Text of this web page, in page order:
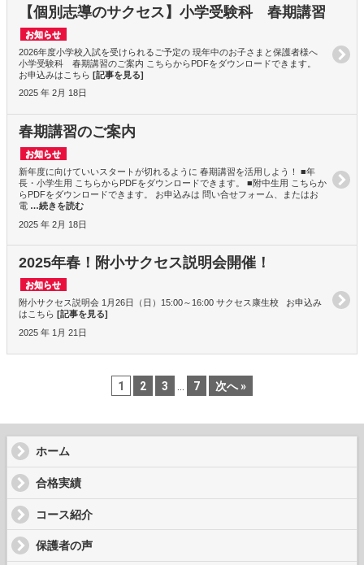
【個別志導のサクセス】小学受験科 春期講習
お知らせ
2026年度小学校入試を受けられるご予定の 現年中のお子さまと保護者様へ
小学受験科 春期講習のご案内 こちらからPDFをダウンロードできます。
お申込みはこちら [記事を見る]
2025 年 2月 18日
春期講習のご案内
お知らせ
新年度に向けていいスタートが切れるように 春期講習を活用しよう！ ■年
長・小学生用 こちらからPDFをダウンロードできます。 ■附中生用 こちらか
らPDFをダウンロードできます。 お申込みは 問い合せフォーム、またはお
電 …続きを読む
2025 年 2月 18日
2025年春！附小サクセス説明会開催！
お知らせ
附小サクセス説明会 1月26日（日）15:00～16:00 サクセス康生校 お申込み
はこちら [記事を見る]
2025 年 1月 21日
1 2 3 7 次へ »
ホーム
合格実績
コース紹介
保護者の声